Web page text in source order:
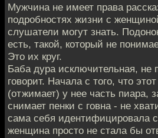
Мужчина не имеет права
подробностях жизни с
слушатели могут знать.
есть, такой, который не
Это их круг.
Баба дура исключительная,
говорит. Начала с того, что
(отжимает) у нее часть пиара,
снимает пенки с говна - не
сама себя идентифицировала
женщина просто не стала бы